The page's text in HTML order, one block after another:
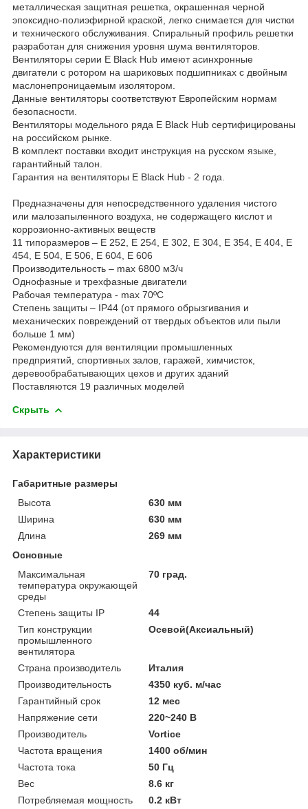
металлическая защитная решетка, окрашенная черной
эпоксидно-полиэфирной краской, легко снимается для чистки
и технического обслуживания. Спиральный профиль решетки
разработан для снижения уровня шума вентиляторов.
Вентиляторы серии E Black Hub имеют асинхронные
двигатели с ротором на шариковых подшипниках с двойным
маслонепроницаемым изолятором.
Данные вентиляторы соответствуют Европейским нормам
безопасности.
Вентиляторы модельного ряда E Black Hub сертифицированы
на российском рынке.
В комплект поставки входит инструкция на русском языке,
гарантийный талон.
Гарантия на вентиляторы E Black Hub - 2 года.
Предназначены для непосредственного удаления чистого
или малозапыленного воздуха, не содержащего кислот и
коррозионно-активных веществ
11 типоразмеров – E 252, E 254, E 302, E 304, E 354, E 404, E
454, E 504, E 506, E 604, E 606
Производительность – max 6800 м3/ч
Однофазные и трехфазные двигатели
Рабочая температура - max 70ºC
Степень защиты – IP44 (от прямого обрызгивания и
механических повреждений от твердых объектов или пыли
больше 1 мм)
Рекомендуются для вентиляции промышленных
предприятий, спортивных залов, гаражей, химчисток,
деревообрабатывающих цехов и других зданий
Поставляются 19 различных моделей
Скрыть
Характеристики
Габаритные размеры
Высота
630 мм
Ширина
630 мм
Длина
269 мм
Основные
Максимальная
температура окружающей
среды
70 град.
Степень защиты IP
44
Тип конструкции
промышленного
вентилятора
Осевой(Аксиальный)
Страна производитель
Италия
Производительность
4350 куб. м/час
Гарантийный срок
12 мес
Напряжение сети
220~240 В
Производитель
Vortice
Частота вращения
1400 об/мин
Частота тока
50 Гц
Вес
8.6 кг
Потребляемая мощность
0.2 кВт